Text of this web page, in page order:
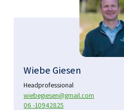
Wiebe Giesen
Headprofessional
wiebegiesen@gmail.com
06 -10942825